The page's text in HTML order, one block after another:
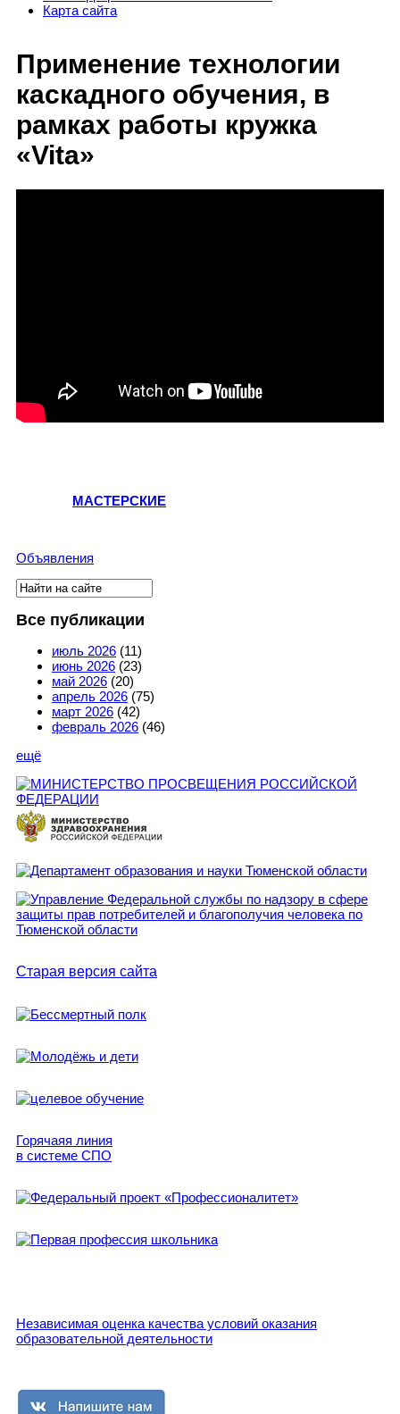
Карта сайта
Применение технологии
каскадного обучения, в
рамках работы кружка
«Vita»
МАСТЕРСКИЕ
Объявления
Форма поиска
Поиск
Все публикации
июль 2026 (11)
июнь 2026 (23)
май 2026 (20)
апрель 2026 (75)
март 2026 (42)
февраль 2026 (46)
ещё
Старая версия сайта
Горячаяя линия
в системе СПО
Независимая оценка качества условий оказания
образовательной деятельности